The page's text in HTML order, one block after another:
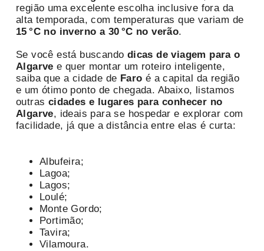
região uma excelente escolha inclusive fora da
alta temporada, com temperaturas que variam de
15 °C no inverno a 30 °C no verão.
Se você está buscando dicas de viagem para o
Algarve e quer montar um roteiro inteligente,
saiba que a cidade de Faro é a capital da região
e um ótimo ponto de chegada. Abaixo, listamos
outras cidades e lugares para conhecer no
Algarve, ideais para se hospedar e explorar com
facilidade, já que a distância entre elas é curta:
Albufeira;
Lagoa;
Lagos;
Loulé;
Monte Gordo;
Portimão;
Tavira;
Vilamoura.